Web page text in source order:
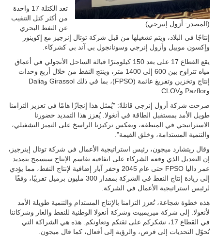
(المصدر: أزول إنيرجي)
تعد الكتلة 17 واحدة
من أكثر كتل التنقيب
عن النفط البحري
إنتاجًا في البلاد، ويتم تشغيلها من قبل شركة توتال إنرجيز مع إكوينور
وإكسون موبيل وأزول إنرجي وسونانجول بي آند بي كشركاء.
يقع القطاع 17 على بعد 150 كيلومترًا قبالة الساحل الأنجولي في أعماق
مياه تتراوح بين 600 إلى 1400 متر، وينتج النفط من خلال أربع وحدات
إنتاج وتخزين وتفريغ عائمة (FPSO)، بما في ذلك Girassol وDalia
وPazflor وCLOV.
صرحت شركة أزول إنرجي قائلةً: "يُمثل هذا إنجازًا هامًا في تعزيز التزامنا
طويل الأمد بمستقبل الطاقة في أنغولا. يُعزز هذا التمديد حضورنا
الاستراتيجي في المنطقة، ويعكس تركيزنا الراسخ على التميز التشغيلي،
والتنمية المستدامة، وخلق القيمة".
وقال ريتشارد ميجون، رئيس استراتيجية الأعمال في شركة توتال إينرجيز،
إن التعديل الذي وقعه الشركاء على اتفاقية تقاسم الإنتاج سيسمح بتمديد
عمر داليا FPSO حتى عام 2045 وحفر آبار إضافية لإنتاج النفط، مما يؤدي
إلى زيادة إنتاج النفط في الشركة بمقدار 300 مليون برميل تقريبًا، وفقًا
لرئيس استراتيجية الأعمال في الشركة.
هذه خطوة شجاعة، تُعزز التزامنا بالإنتاج المستدام والتنمية طويلة الأمد
لأنغولا. إلى شركة ميريمبيت وشركة أنغولا الوطنية للنفط والغاز وشركائنا
في القطاع 17، نشكركم على ثقتكم وتعاونكم. هذه هي الشراكة التي
تُحوّل التحديات إلى فرص، والرؤية إلى أفعال، كما قال ميجون.